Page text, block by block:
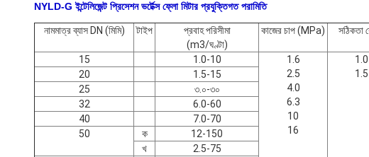
NYLD-G ইন্টেলিজেন্ট প্রিসেশন ভর্টেক্স ফ্লো মিটার প্রযুক্তিগত পরামিতি
নামমাত্র ব্যাস DN (মিমি) টাইপ
প্রবাহ পরিসীমা
(m3/ঘণ্টা)
কাজের চাপ (MPa) সঠিকতা
15 1.0-10
1.6
2.5
4.0
6.3
10
16
1.0
1.5
20
1.5-15
25
৩.০-৩০
32
6.0-60
40
7.0-70
50
ক
12-150
খ
2.5-75